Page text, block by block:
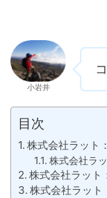
小岩井
目次
株式会社ラット
株式会社ラ
株式会社ラッ
株式会社ラッ